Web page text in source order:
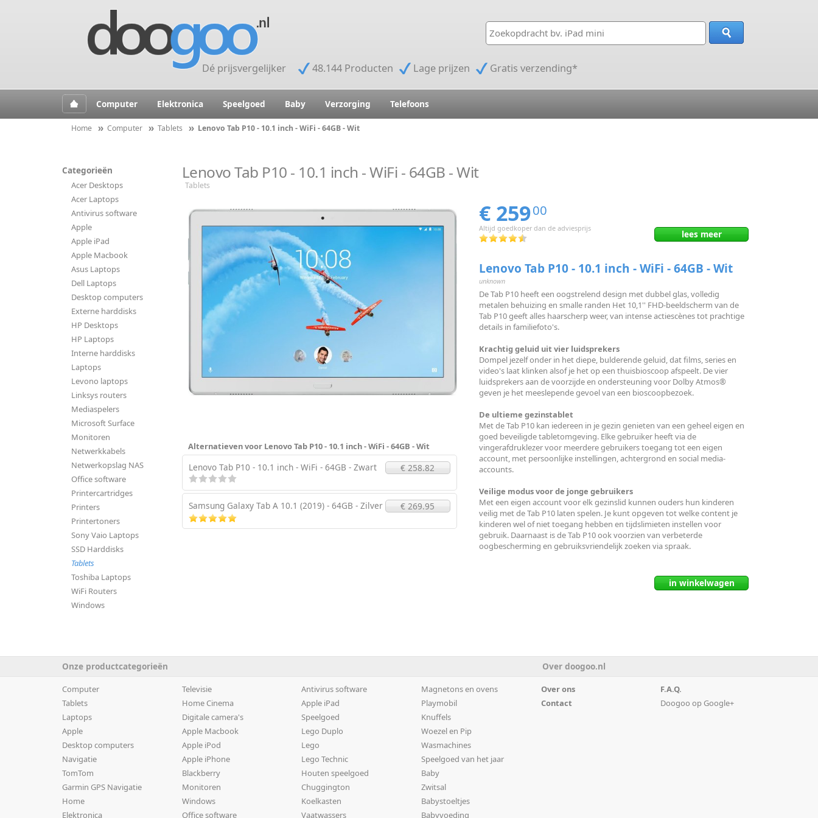
Dé prijsvergelijker 48.144 Producten Lage prijzen Gratis verzending*
Computer Elektronica Speelgoed Baby Verzorging Telefoons
Home Computer Tablets Lenovo Tab P10 - 10.1 inch - WiFi - 64GB - Wit
Categorieën
Acer Desktops
Acer Laptops
Antivirus software
Apple
Apple iPad
Apple Macbook
Asus Laptops
Dell Laptops
Desktop computers
Externe harddisks
HP Desktops
HP Laptops
Interne harddisks
Laptops
Levono laptops
Linksys routers
Mediaspelers
Microsoft Surface
Monitoren
Netwerkkabels
Netwerkopslag NAS
Office software
Printercartridges
Printers
Printertoners
Sony Vaio Laptops
SSD Harddisks
Tablets
Toshiba Laptops
WiFi Routers
Windows
Lenovo Tab P10 - 10.1 inch - WiFi - 64GB - Wit
Tablets
Alternatieven voor Lenovo Tab P10 - 10.1 inch - WiFi - 64GB - Wit
Lenovo Tab P10 - 10.1 inch - WiFi - 64GB - Zwart € 258.82
Samsung Galaxy Tab A 10.1 (2019) - 64GB - Zilver € 269.95
€ 25900
Altijd goedkoper dan de adviesprijs
leesmeer
Lenovo Tab P10 - 10.1 inch - WiFi - 64GB - Wit
unknown
De Tab P10 heeft een oogstrelend design met dubbel glas, volledig
metalen behuizing en smalle randen Het 10,1'' FHD-beeldscherm van de
Tab P10 geeft alles haarscherp weer, van intense actiescènes tot prachtige
details in familiefoto's.
Krachtig geluid uit vier luidsprekers
Dompel jezelf onder in het diepe, bulderende geluid, dat films, series en
video's laat klinken alsof je het op een thuisbioscoop afspeelt. De vier
luidsprekers aan de voorzijde en ondersteuning voor Dolby Atmos®
geven je het meeslepende gevoel van een bioscoopbezoek.
De ultieme gezinstablet
Met de Tab P10 kan iedereen in je gezin genieten van een geheel eigen en
goed beveiligde tabletomgeving. Elke gebruiker heeft via de
vingerafdruklezer voor meerdere gebruikers toegang tot een eigen
account, met persoonlijke instellingen, achtergrond en social media-
accounts.
Veilige modus voor de jonge gebruikers
Met een eigen account voor elk gezinslid kunnen ouders hun kinderen
veilig met de Tab P10 laten spelen. Je kunt opgeven tot welke content je
kinderen wel of niet toegang hebben en tijdslimieten instellen voor
gebruik. Daarnaast is de Tab P10 ook voorzien van verbeterde
oogbescherming en gebruiksvriendelijk zoeken via spraak.
in winkelwagen
Onze productcategorieën Over doogoo.nl
Computer
Tablets
Laptops
Apple
Desktop computers
Navigatie
TomTom
Garmin GPS Navigatie
Home
Elektronica
Televisie
Home Cinema
Digitale camera's
Apple Macbook
Apple iPod
Apple iPhone
Blackberry
Monitoren
Windows
Office software
Antivirus software
Apple iPad
Speelgoed
Lego Duplo
Lego
Lego Technic
Houten speelgoed
Chuggington
Koelkasten
Vaatwassers
Magnetons en ovens
Playmobil
Knuffels
Woezel en Pip
Wasmachines
Speelgoed van het jaar
Baby
Zwitsal
Babystoeltjes
Babyvoeding
Over ons
Contact
F.A.Q.
Doogoo op Google+